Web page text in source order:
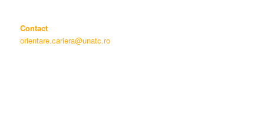
Contact
orientare.cariera@unatc.ro